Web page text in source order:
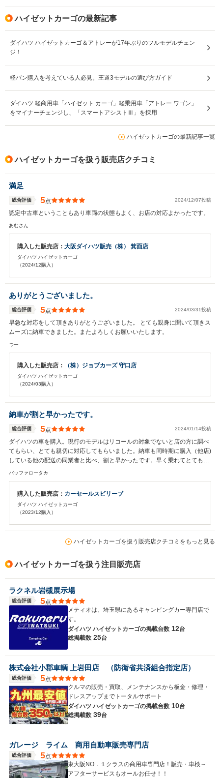
ハイゼットカーゴの最新記事
ダイハツ ハイゼットカーゴ＆アトレーが17年ぶりのフルモデルチェン
ジ！
軽バン購入を考えている人必見。王道3モデルの選び方ガイド
ダイハツ 軽商用車「ハイゼット カーゴ」軽乗用車「アトレー ワゴン」
をマイナーチェンジし、「スマートアシストⅢ」を採用
ハイゼットカーゴの最新記事一覧
ハイゼットカーゴを扱う販売店クチコミ
満足
総合評価 5点 2024/12/07投稿
認定中古車ということもあり車両の状態もよく、お店の対応よかったです。
あむさん
購入した販売店： 大阪ダイハツ販売（株） 箕面店
ダイハツ ハイゼットカーゴ
（2024/12購入）
ありがとうございました。
総合評価 5点 2024/03/31投稿
早急な対応をして頂きありがとうございました。 とても親身に聞いて頂きス
ムーズに納車できました。またよろしくお願いいたします。
つー
購入した販売店： （株）ジョブカーズ 守口店
ダイハツ ハイゼットカーゴ
（2024/03購入）
納車が割と早かったです。
総合評価 5点 2024/01/14投稿
ダイハツの車を購入。現行のモデルはリコールの対象でないと店の方に調べ
てもらい、とても親切に対応してもらいました。納車も同時期に購入（他店)
している他の配送の同業者と比べ、割と早かったです。早く乗れてとてもう
れしいです。
バッファロータカ
購入した販売店： カーセールスビリーブ
ダイハツ ハイゼットカーゴ
（2023/12購入）
ハイゼットカーゴを扱う販売店クチコミをもっと見る
ハイゼットカーゴを扱う注目販売店
ラクネル岩槻展示場
総合評価 5点
メティオは、埼玉県にあるキャンピングカー専門店で
す。
ダイハツ ハイゼットカーゴの掲載台数 12台
総掲載数 25台
株式会社小郡車輌 上岩田店 （防衛省共済組合指定店）
総合評価 5点
クルマの販売・買取、メンテナンスから板金・修理・
ドレスアップまでトータルサポート
ダイハツ ハイゼットカーゴの掲載台数 10台
総掲載数 39台
ガレージ ライム 商用自動車販売専門店
総合評価 5点
東大阪NO．１クラスの商用車専門店！販売・車検～
アフターサービスもオールお任せ！！